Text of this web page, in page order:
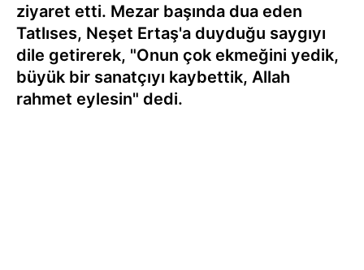
ziyaret etti. Mezar başında dua eden
Tatlıses, Neşet Ertaş'a duyduğu saygıyı
dile getirerek, "Onun çok ekmeğini yedik,
büyük bir sanatçıyı kaybettik, Allah
rahmet eylesin" dedi.